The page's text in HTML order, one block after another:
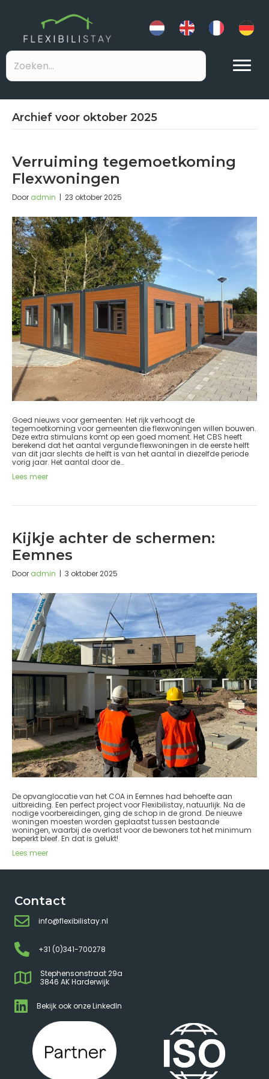
Archief voor oktober 2025
Verruiming tegemoetkoming
Flexwoningen
Door admin | 23 oktober 2025
Goed nieuws voor gemeenten: Het rijk verhoogt de
tegemoetkoming voor gemeenten die flexwoningen willen bouwen.
Deze extra stimulans komt op een goed moment. Het CBS heeft
berekend dat het aantal vergunde flexwoningen in de eerste helft
van dit jaar slechts de helft is van het aantal in diezelfde periode
vorig jaar. Het aantal door de…
Lees meer
Kijkje achter de schermen:
Eemnes
Door admin | 3 oktober 2025
De opvanglocatie van het COA in Eemnes had behoefte aan
uitbreiding. Een perfect project voor Flexibilistay, natuurlijk. Na de
nodige voorbereidingen, ging de schop in de grond. De nieuwe
woningen moesten worden geplaatst tussen bestaande
woningen, waarbij de overlast voor de bewoners tot het minimum
beperkt bleef. En dat is gelukt!
Lees meer
Contact
info@flexibilistay.nl
+31 (0)341-700278
Stephensonstraat 29a
3846 AK Harderwijk
Bekijk ook onze LinkedIn